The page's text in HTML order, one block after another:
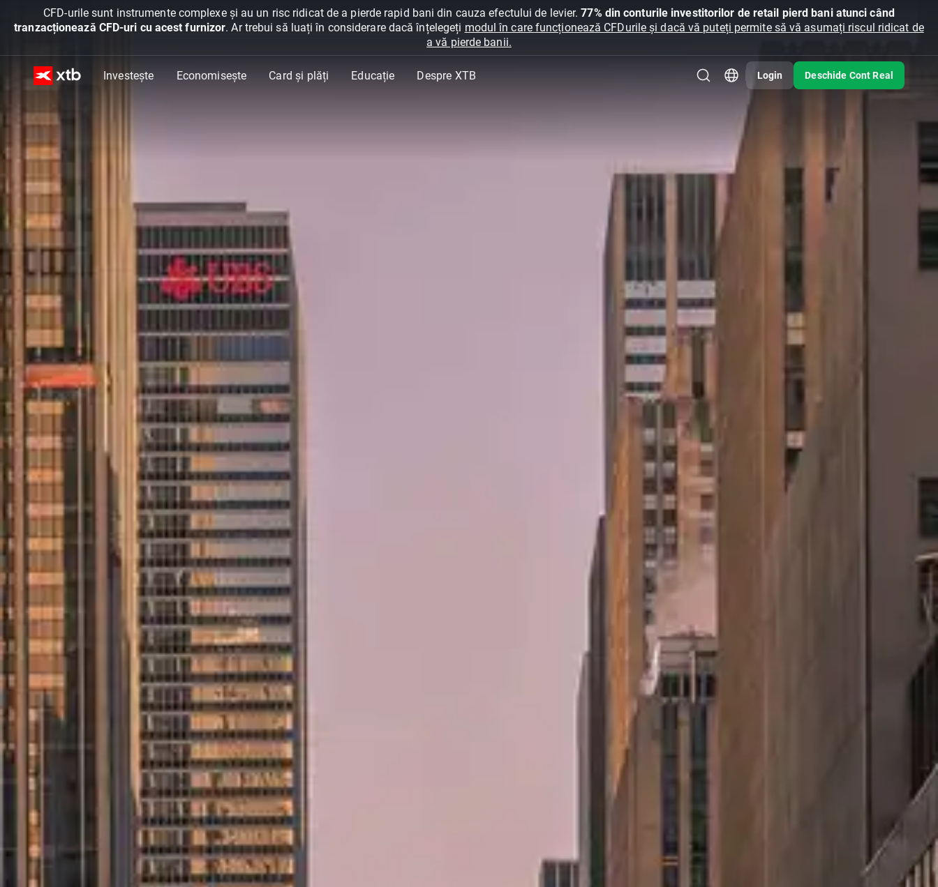
CFD-urile sunt instrumente complexe și au un risc ridicat de a pierde rapid bani din cauza efectului de levier.77% din conturile investitorilor de retail pierd bani atunci când
tranzacționează CFD-uri cu acest furnizor. Ar trebui să luați în considerare dacă înțelegeți modul în care funcționează CFDurile și dacă vă puteți permite să vă asumați riscul ridicat de
a vă pierde banii.
Investește Economisește Card și plăți Educație Despre XTB Login Deschide Cont Real